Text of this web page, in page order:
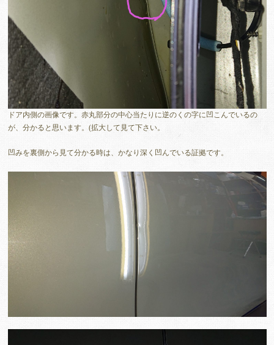
ドア内側の画像です。赤丸部分の中心当たりに逆のくの字に凹こんでいるの
が、分かると思います。(拡大して見て下さい。
凹みを裏側から見て分かる時は、かなり深く凹んでいる証拠です。